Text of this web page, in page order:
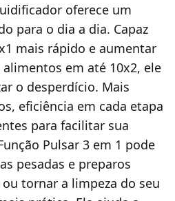
oferece um
para o dia a dia. Capaz
mais rápido e aumentar
em até 10x2, ele
o desperdício. Mais
eficiência em cada etapa
para facilitar sua
Pulsar 3 em 1 pode
pesadas e preparos
tornar a limpeza do seu